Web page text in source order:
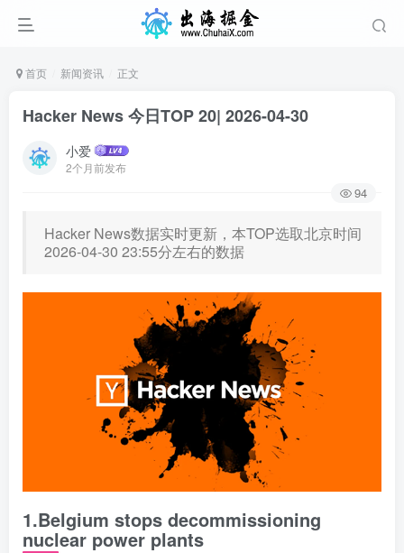
首页 新闻资讯 正文
Hacker News 今日TOP 20| 2026-04-30
小爱
2个月前发布
94
Hacker News数据实时更新，本TOP选取北京时间
2026-04-30 23:55分左右的数据
1.Belgium stops decommissioning
nuclear power plants